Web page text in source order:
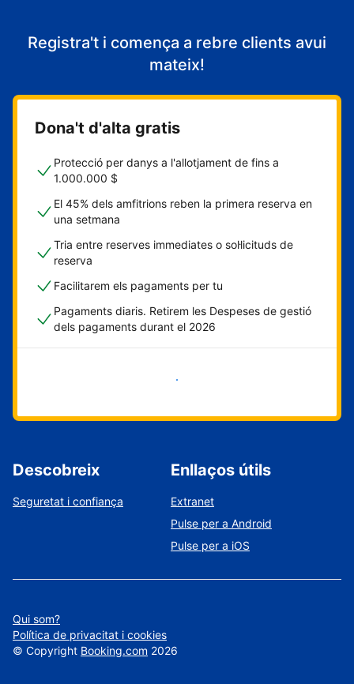
Registra't i comença a rebre clients avui
mateix!
Dona't d'alta gratis
Protecció per danys a l'allotjament de fins a
1.000.000 $
El 45% dels amfitrions reben la primera reserva en
una setmana
Tria entre reserves immediates o sol·licituds de
reserva
Facilitarem els pagaments per tu
Pagaments diaris. Retirem les Despeses de gestió
dels pagaments durant el 2026
Comença ara
Descobreix
Seguretat i confiança
Enllaços útils
Extranet
Pulse per a Android
Pulse per a iOS
Qui som?
Política de privacitat i cookies
© Copyright Booking.com 2026